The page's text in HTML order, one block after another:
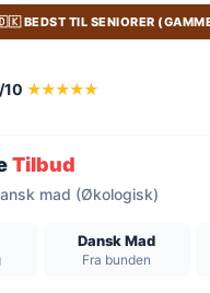
BEDST TIL SENIORER
10 ★★★★★
Tilbud
mad (Økologisk)
Dansk Mad
Fra bunden